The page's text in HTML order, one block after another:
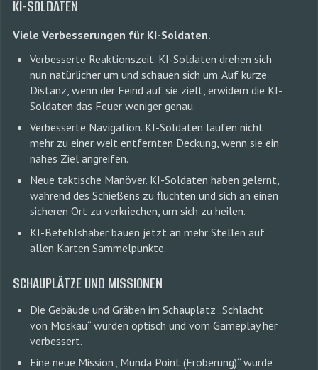
KI-SOLDATEN
Viele Verbesserungen für KI-Soldaten.
Verbesserte Reaktionszeit. KI-Soldaten drehen sich
nun natürlicher um und schauen sich um. Auf kurze
Distanz, wenn der Feind auf sie zielt, erwidern die KI-
Soldaten das Feuer weniger genau.
Verbesserte Navigation. KI-Soldaten laufen nicht
mehr zu einer weit entfernten Deckung, wenn sie ein
nahes Ziel angreifen.
Neue taktische Manöver. KI-Soldaten haben gelernt,
während des Schießens zu flüchten und sich an einen
sicheren Ort zu verkriechen, um sich zu heilen.
KI-Befehlshaber bauen jetzt an mehr Stellen auf
allen Karten Sammelpunkte.
SCHAUPLÄTZE UND MISSIONEN
Die Gebäude und Gräben im Schauplatz „Schlacht
von Moskau“ wurden optisch und vom Gameplay her
verbessert.
Eine neue Mission „Munda Point (Eroberung)“ wurde